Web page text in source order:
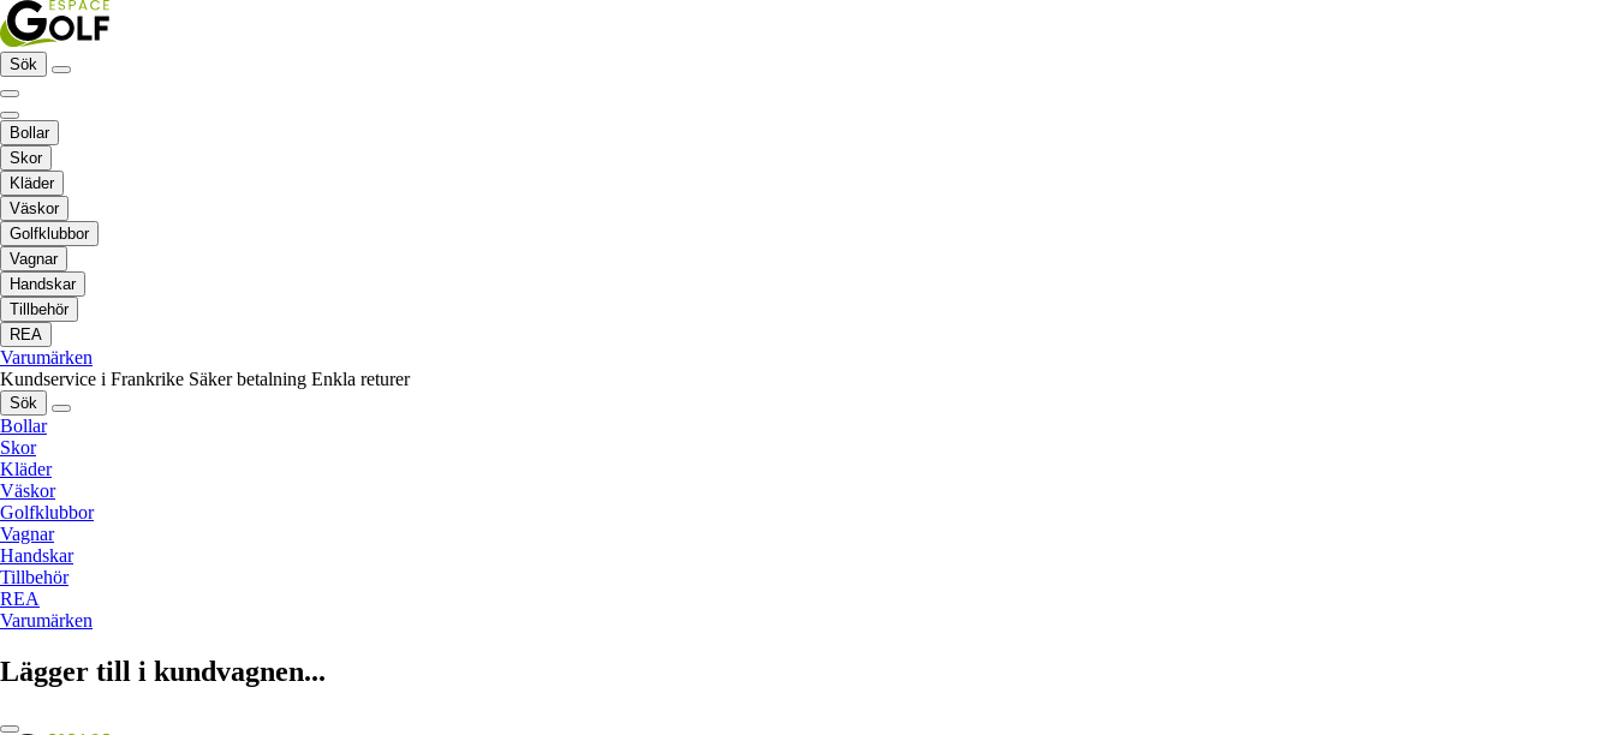
Sök
Bollar
Skor
Kläder
Väskor
Golfklubbor
Vagnar
Handskar
Tillbehör
REA
Varumärken
Kundservice i Frankrike Säker betalning Enkla returer
Sök
Bollar
Skor
Kläder
Väskor
Golfklubbor
Vagnar
Handskar
Tillbehör
REA
Varumärken
Lägger till i kundvagnen...